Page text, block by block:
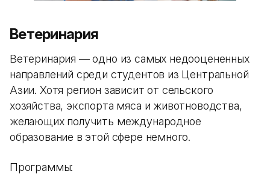
Ветеринария
Ветеринария — одно из самых недооцененных
направлений среди студентов из Центральной
Азии. Хотя регион зависит от сельского
хозяйства, экспорта мяса и животноводства,
желающих получить международное
образование в этой сфере немного.
Программы: